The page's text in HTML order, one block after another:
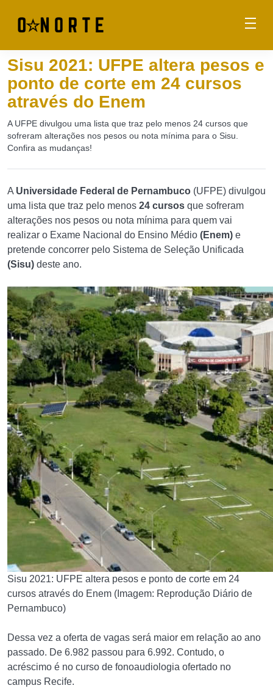
Sisu 2021: UFPE altera pesos e
ponto de corte em 24 cursos
através do Enem
A UFPE divulgou uma lista que traz pelo menos 24 cursos que
sofreram alterações nos pesos ou nota mínima para o Sisu.
Confira as mudanças!
A Universidade Federal de Pernambuco (UFPE) divulgou
uma lista que traz pelo menos 24 cursos que sofreram
alterações nos pesos ou nota mínima para quem vai
realizar o Exame Nacional do Ensino Médio (Enem) e
pretende concorrer pelo Sistema de Seleção Unificada
(Sisu) deste ano.
Sisu 2021: UFPE altera pesos e ponto de corte em 24
cursos através do Enem (Imagem: Reprodução Diário de
Pernambuco)
Dessa vez a oferta de vagas será maior em relação ao ano
passado. De 6.982 passou para 6.992. Contudo, o
acréscimo é no curso de fonoaudiologia ofertado no
campus Recife.